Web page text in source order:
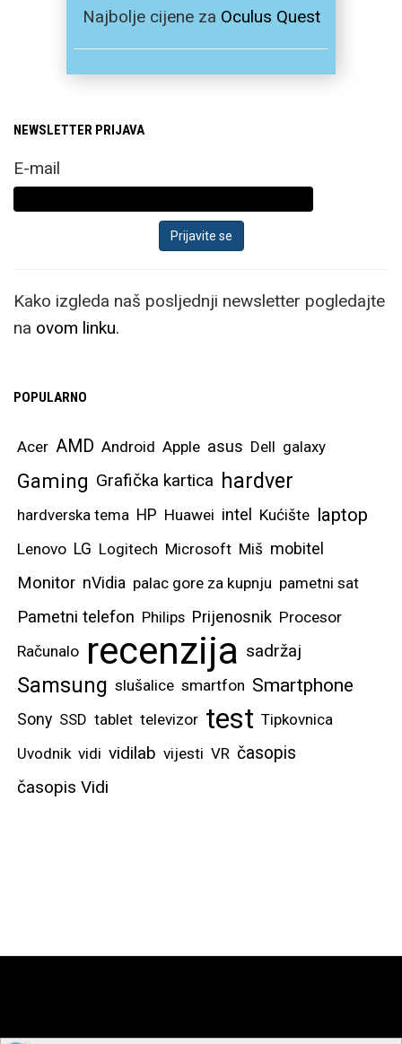
Najbolje cijene za Oculus Quest
NEWSLETTER PRIJAVA
E-mail
Kako izgleda naš posljednji newsletter pogledajte
na ovom linku.
POPULARNO
Acer AMD Android Apple asus Dell galaxy
Gaming Grafička kartica hardver
hardverska tema HP Huawei intel Kućište laptop
Lenovo LG Logitech Microsoft Miš mobitel
Monitor nVidia palac gore za kupnju pametni sat
Pametni telefon Philips Prijenosnik Procesor
Računalo recenzija sadržaj
Samsung slušalice smartfon Smartphone
Sony SSD tablet televizor test Tipkovnica
Uvodnik vidi vidilab vijesti VR časopis
časopis Vidi